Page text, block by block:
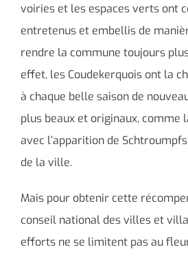
voiries et les espaces verts ont
entretenus et embellis de
rendre la commune toujours
effet, les Coudekerquois ont la
à chaque belle saison de
plus beaux et originaux, comme
avec l’apparition de
de la ville.
Mais pour obtenir cette
conseil national des villes et
efforts ne se limitent pas au